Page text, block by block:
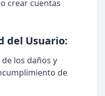
crear cuentas
del Usuario:
los daños y
de